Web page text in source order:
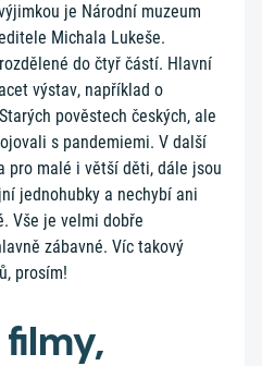
je Národní muzeum
Michala Lukeše.
do čtyř částí. Hlavní
výstav, například o
pověstech českých, ale
s pandemiemi. V další
pro malé i větší děti, dále jsou
jednohubky a nechybí ani
Vše je velmi dobře
zábavné. Víc takový
prosím!